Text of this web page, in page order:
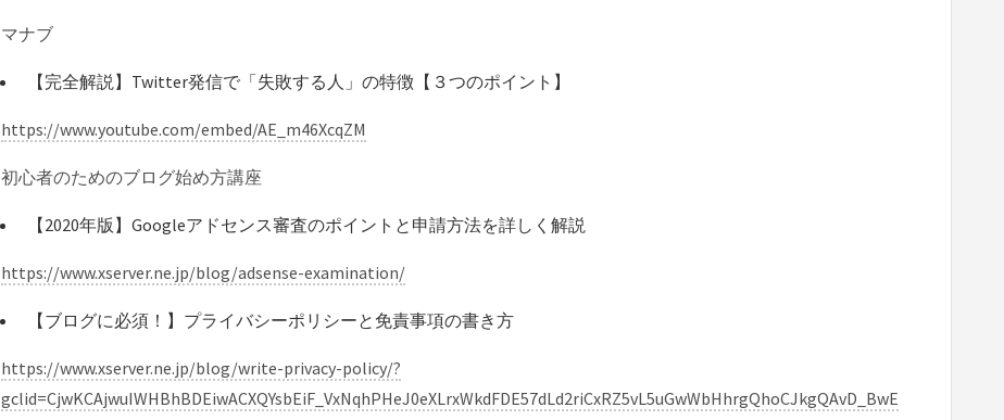
マナブ
【完全解説】Twitter発信で「失敗する人」の特徴【３つのポイント】
https://www.youtube.com/embed/AE_m46XcqZM
初心者のためのブログ始め方講座
【2020年版】Googleアドセンス審査のポイントと申請方法を詳しく解説
https://www.xserver.ne.jp/blog/adsense-examination/
【ブログに必須！】プライバシーポリシーと免責事項の書き方
https://www.xserver.ne.jp/blog/write-privacy-policy/?
gclid=CjwKCAjwuIWHBhBDEiwACXQYsbEiF_VxNqhPHeJ0eXLrxWkdFDE57dLd2riCxRZ5vL5uGwWbHhrgQhoCJkgQAvD_BwE